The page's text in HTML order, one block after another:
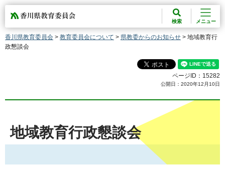
香川県教育委員会
検索 メニュー
香川県教育委員会 > 教育委員会について > 県教委からのお知らせ > 地域教育行
政懇談会
ページID：15282
公開日：2020年12月10日
地域教育行政懇談会